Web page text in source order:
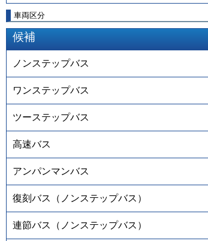
車両区分
候補
ノンステップバス
ワンステップバス
ツーステップバス
高速バス
アンパンマンバス
復刻バス（ノンステップバス）
連節バス（ノンステップバス）